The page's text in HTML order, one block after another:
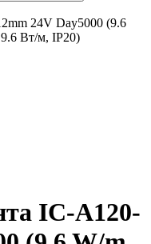
24V Day5000 (9.6
Вт/м, IP20)
IC-A120-